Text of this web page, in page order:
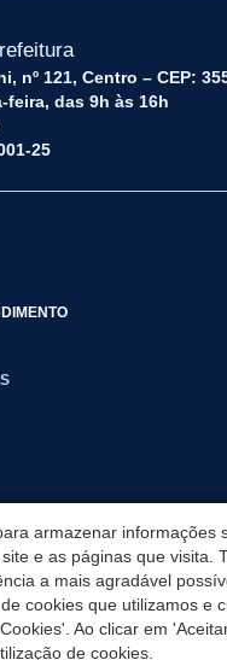
nº 121, Centro – CEP:
feira, das 9h às 16h
25
armazenar informações
e as páginas que visita.
a mais agradável
cookies que utilizamos e
Ao clicar em
de cookies.